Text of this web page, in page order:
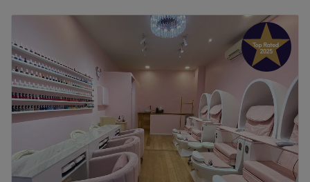
20:00
10:00–20:00
Jeudi
10:00–20:00
Vendredi
20:00
Samedi
10:00
20:00
Dimanche
10:00 –20:00
Installé dans le 11ème arrondissement de Paris, venez
découvrir l'institut de beauté, uniquement pour femme,
KBL Naturel Beauty House ! Profitez d'un merveilleux